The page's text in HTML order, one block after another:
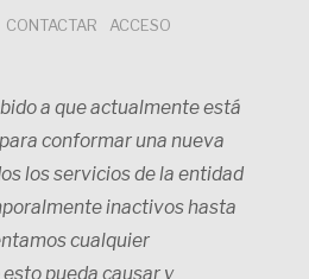
CONTACTAR ACCESO
a que actualmente está
conformar una nueva
los servicios de la entidad
inactivos hasta
cualquier
pueda causar y